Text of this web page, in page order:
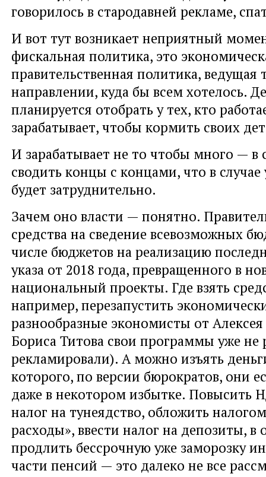
говорилось в стародавней рекламе,
И вот тут возникает неприятный
фискальная политика, это
правительственная политика, ведущая
направлении, куда бы всем хотелось.
планируется отобрать у тех, кто
зарабатывает, чтобы кормить своих
И зарабатывает не то чтобы много — в
сводить концы с концами, что в
будет затруднительно.
Зачем оно власти — понятно.
средства на сведение всевозможных
числе бюджетов на реализацию
указа от 2018 года, превращенного в
национальный проекты. Где взять
например, перезапустить
разнообразные экономисты от
Бориса Титова свои программы уже не
рекламировали). А можно изъять
которого, по версии бюрократов, они
даже в некотором избытке. Повысить
налог на тунеядство, обложить
расходы», ввести налог на депозиты, в
продлить бессрочную уже заморозку
части пенсий — это далеко не все